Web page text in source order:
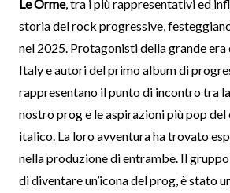
Le Orme, tra i più rappresentativi ed
storia del rock progressive,
nel 2025. Protagonisti della grande era
Italy e autori del primo album di
rappresentano il punto di incontro tra
nostro prog e le aspirazioni più pop
italico. La loro avventura ha trovato
nella produzione di entrambe. Il
di diventare un’icona del prog, è stato